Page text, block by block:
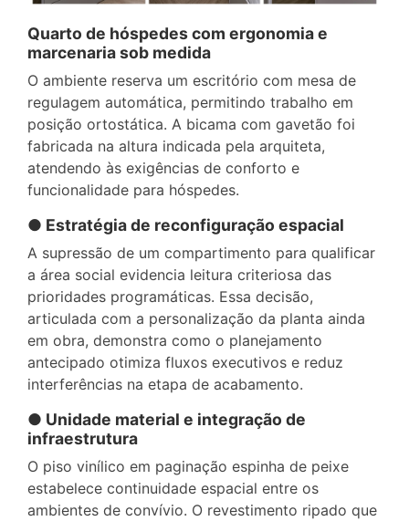
Quarto de hóspedes com ergonomia e
marcenaria sob medida
O ambiente reserva um escritório com mesa de
regulagem automática, permitindo trabalho em
posição ortostática. A bicama com gavetão foi
fabricada na altura indicada pela arquiteta,
atendendo às exigências de conforto e
funcionalidade para hóspedes.
● Estratégia de reconfiguração espacial
A supressão de um compartimento para qualificar
a área social evidencia leitura criteriosa das
prioridades programáticas. Essa decisão,
articulada com a personalização da planta ainda
em obra, demonstra como o planejamento
antecipado otimiza fluxos executivos e reduz
interferências na etapa de acabamento.
● Unidade material e integração de
infraestrutura
O piso vinílico em paginação espinha de peixe
estabelece continuidade espacial entre os
ambientes de convívio. O revestimento ripado que